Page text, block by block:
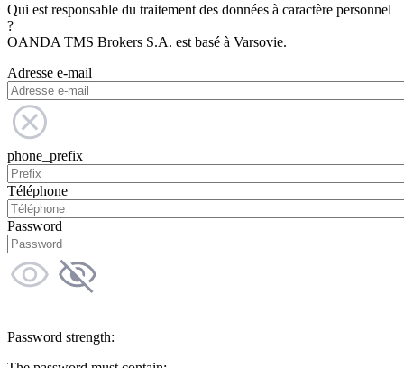
Qui est responsable du traitement des données à caractère personnel
?
OANDA TMS Brokers S.A. est basé à Varsovie.
Adresse e-mail
phone_prefix
Téléphone
Password
Password strength: